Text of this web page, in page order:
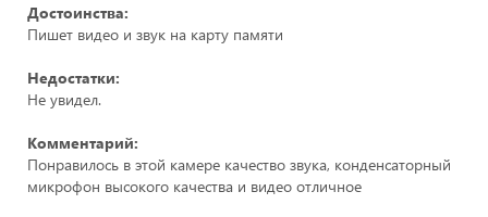
Достоинства:
Пишет видео и звук на карту памяти
Недостатки:
Не увидел.
Комментарий:
Понравилось в этой камере качество звука, конденсаторный
микрофон высокого качества и видео отличное